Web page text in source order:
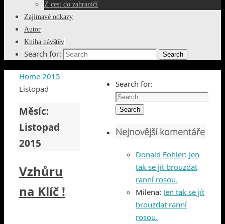
Z cest do zahraničí
Zajímavé odkazy
Autor
Kniha návštěv
Search for: Search
Home 2015
Listopad
Měsíc:
Listopad
2015
Vzhůru
na Klíč !
Search for:
Search
Nejnovější komentáře
Donald Fohler: Jen
tak se jít brouzdat
ranní rosou.
Milena: Jen tak se jít
brouzdat ranní
rosou.